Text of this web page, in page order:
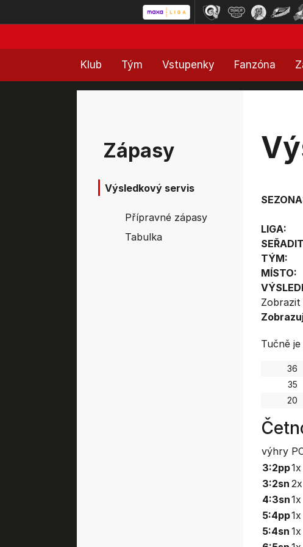
Klub Tým Vstupenky Fanzóna
Zápasy
Výsledkový servis
Přípravné zápasy
Tabulka
LIGA:
TÝM:
MÍSTO:
Zobrazit
Tučně
36
35
20
výhry
3:2pp1x
3:2sn 2x
4:3sn1x
5:4pp1x
5:4sn 1x